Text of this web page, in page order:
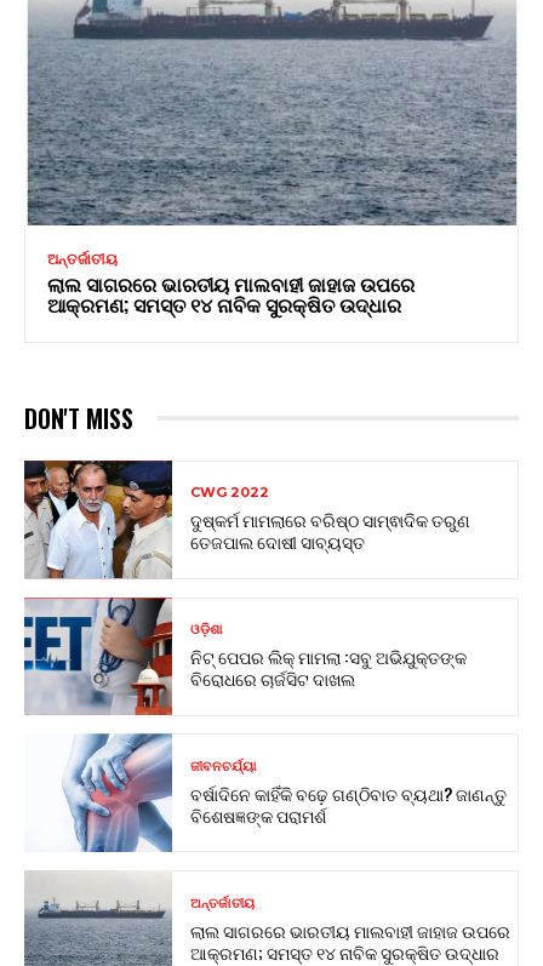
ଅନ୍ତର୍ଜାତୀୟ
ଲାଲ ସାଗରରେ ଭାରତୀୟ ମାଲବାହୀ ଜାହାଜ ଉପରେ
ଆକ୍ରମଣ; ସମସ୍ତ ୧୪ ନାବିକ ସୁରକ୍ଷିତ ଉଦ୍ଧାର
DON'T MISS
CWG 2022
ଦୁଷ୍କର୍ମ ମାମଲାରେ ବରିଷ୍ଠ ସାମ୍ଵାଦିକ ତରୁଣ
ତେଜପାଲ ଦୋଷୀ ସାବ୍ୟସ୍ତ
ଓଡ଼ିଶା
ନିଟ୍ ପେପର ଲିକ୍ ମାମଲା :ସବୁ ଅଭିଯୁକ୍ତଙ୍କ
ବିରୋଧରେ ଚାର୍ଜସିଟ ଦାଖଲ
ଜୀବନଚର୍ଯ୍ୟା
ବର୍ଷାଦିନେ କାହିଁକି ବଢ଼େ ଗଣ୍ଠିବାତ ବ୍ୟଥା? ଜାଣନ୍ତୁ
ବିଶେଷଜ୍ଞଙ୍କ ପରାମର୍ଶ
ଅନ୍ତର୍ଜାତୀୟ
ଲାଲ ସାଗରରେ ଭାରତୀୟ ମାଲବାହୀ ଜାହାଜ ଉପରେ
ଆକ୍ରମଣ; ସମସ୍ତ ୧୪ ନାବିକ ସୁରକ୍ଷିତ ଉଦ୍ଧାର